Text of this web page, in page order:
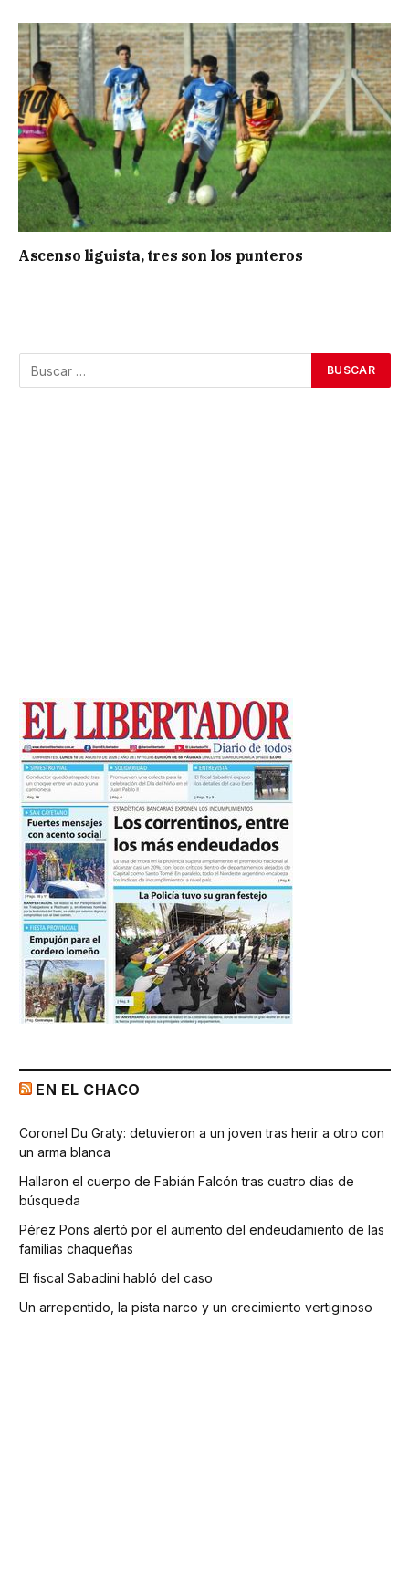
Ascenso liguista, tres son los punteros
EN EL CHACO
Coronel Du Graty: detuvieron a un joven tras herir a otro con
un arma blanca
Hallaron el cuerpo de Fabián Falcón tras cuatro días de
búsqueda
Pérez Pons alertó por el aumento del endeudamiento de las
familias chaqueñas
El fiscal Sabadini habló del caso
Un arrepentido, la pista narco y un crecimiento vertiginoso